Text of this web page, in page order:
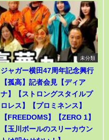
未分類
ジャガー横田47周年記念興行
【孤高】記者会見【ディア
ナ】【ストロングスタイルプ
ロレス】【プロミネンス】
【FREEDOMS】【ZERO 1】
【玉川ボールのスリーカウン